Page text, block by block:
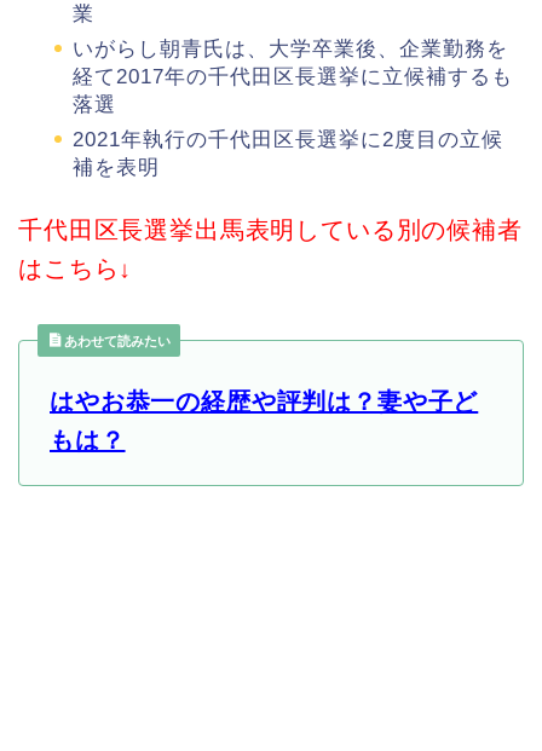
業
いがらし朝青氏は、大学卒業後、企業勤務を
経て2017年の千代田区長選挙に立候補するも
落選
2021年執行の千代田区長選挙に2度目の立候
補を表明
千代田区長選挙出馬表明している別の候補者
はこちら↓
あわせて読みたい
はやお恭一の経歴や評判は？妻や子ど
もは？